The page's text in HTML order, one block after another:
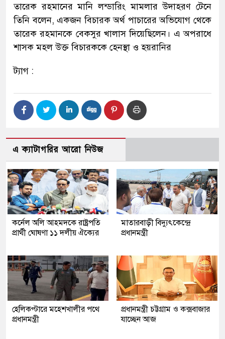
তারেক রহমানের মানি লন্ডারিং মামলার উদাহরণ টেনে
তিনি বলেন, একজন বিচারক অর্থ পাচারের অভিযোগ থেকে
তারেক রহমানকে বেকসুর খালাস দিয়েছিলেন। এ অপরাধে
শাসক মহল উক্ত বিচারককে হেনস্থা ও হয়রানির
ট্যাগ :
এ ক্যাটাগরির আরো নিউজ
কর্নেল অলি আহমদকে রাষ্ট্রপতি
প্রার্থী ঘোষণা ১১ দলীয় ঐক্যের
মাতারবাড়ী বিদ্যুৎকেন্দ্রে
প্রধানমন্ত্রী
হেলিকপ্টারে মহেশখালীর পথে
প্রধানমন্ত্রী
প্রধানমন্ত্রী চট্টগ্রাম ও কক্সবাজার
যাচ্ছেন আজ